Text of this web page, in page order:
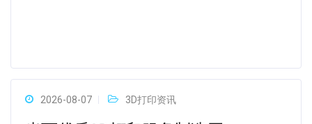
2026-08-07 3D打印资讯